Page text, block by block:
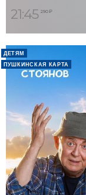
21:45 290 ₽
ДЕТЯМ
ПУШКИНСКАЯ КАРТА